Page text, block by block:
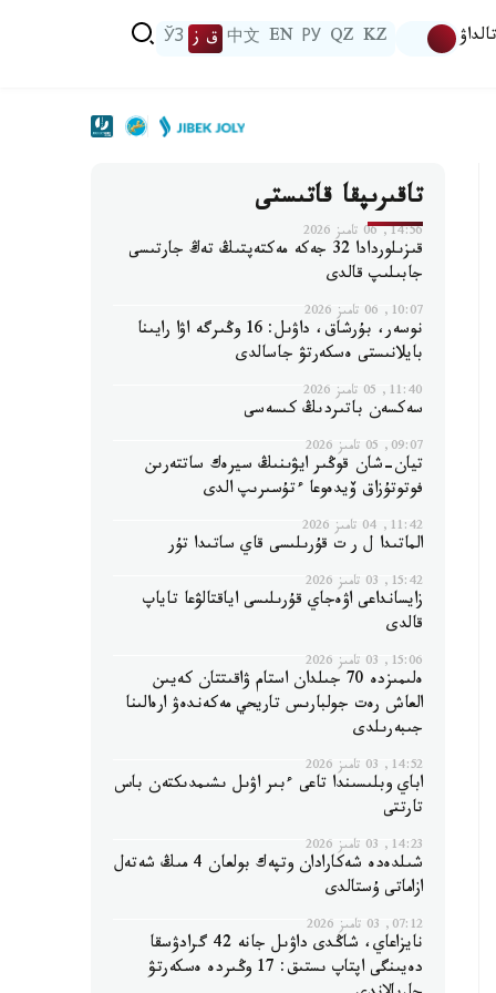
تالداۋ KZ
QZ
РУ
EN
中文 ق ز ЎЗ
تاقىرىپقا قاتىستى
14:56, 06 تامىز 2026
قىزىلوردادا 32 جەكە مەكتەپتىڭ تەڭ جارتىسى
جابىلىپ قالدى
10:07, 06 تامىز 2026
نوسەر، بۇرشاق، داۋىل: 16 وڭىرگە اۋا رايىنا
بايلانىستى ەسكەرتۋ جاسالدى
11:40, 05 تامىز 2026
سەكسەن باتىردىڭ كىسەسى
09:07, 05 تامىز 2026
تيان-شان قوڭىر ايۋىنىڭ سيرەك ساتتەرىن
فوتوتۇزاق ۆيدەوعا ءتۇسىرىپ الدى
11:42, 04 تامىز 2026
الماتىدا ل ر ت قۇرىلىسى قاي ساتىدا تۇر
15:42, 03 تامىز 2026
زايسانداعى اۋەجاي قۇرىلىسى اياقتالۋعا تاياپ
قالدى
15:06, 03 تامىز 2026
ەلىمىزدە 70 جىلدان استام ۋاقىتتان كەيىن
العاش رەت جولبارىس تاريحي مەكەندەۋ ارەالىنا
جىبەرىلدى
14:52, 03 تامىز 2026
اباي وبلىسىندا تاعى ءبىر اۋىل ىشىمدىكتەن باس
تارتتى
14:23, 03 تامىز 2026
شىلدەدە شەكارادان وتپەك بولعان 4 مىڭ شەتەل
ازاماتى ۇستالدى
07:12, 03 تامىز 2026
نايزاعاي، شاڭدى داۋىل جانە 42 گرادۋسقا
دەيىنگى اپتاپ ىستىق: 17 وڭىردە ەسكەرتۋ